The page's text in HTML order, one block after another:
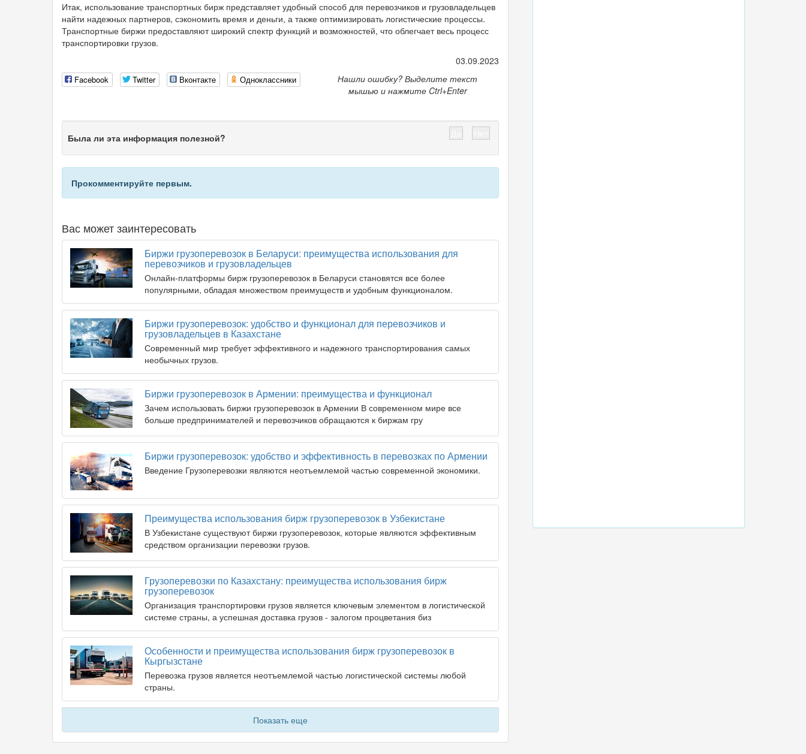
Итак, использование транспортных бирж представляет удобный способ для перевозчиков и грузовладельцев
найти надежных партнеров, сэкономить время и деньги, а также оптимизировать логистические процессы.
Транспортные биржи предоставляют широкий спектр функций и возможностей, что облегчает весь процесс
транспортировки грузов.
03.09.2023
Facebook Twitter Вконтакте Одноклассники
Нашли ошибку? Выделите текст
мышью и нажмите Ctrl+Enter
Была ли эта информация полезной?
Прокомментируйте первым.
Вас может заинтересовать
Биржи грузоперевозок в Беларуси: преимущества использования для
перевозчиков и грузовладельцев
Онлайн-платформы бирж грузоперевозок в Беларуси становятся все более
популярными, обладая множеством преимуществ и удобным функционалом.
Биржи грузоперевозок: удобство и функционал для перевозчиков и
грузовладельцев в Казахстане
Современный мир требует эффективного и надежного транспортирования самых
необычных грузов.
Биржи грузоперевозок в Армении: преимущества и функционал
Зачем использовать биржи грузоперевозок в Армении В современном мире все
больше предпринимателей и перевозчиков обращаются к биржам гру
Биржи грузоперевозок: удобство и эффективность в перевозках по Армении
Введение Грузоперевозки являются неотъемлемой частью современной экономики.
Преимущества использования бирж грузоперевозок в Узбекистане
В Узбекистане существуют биржи грузоперевозок, которые являются эффективным
средством организации перевозки грузов.
Грузоперевозки по Казахстану: преимущества использования бирж
грузоперевозок
Организация транспортировки грузов является ключевым элементом в логистической
системе страны, а успешная доставка грузов - залогом процветания биз
Особенности и преимущества использования бирж грузоперевозок в
Кыргызстане
Перевозка грузов является неотъемлемой частью логистической системы любой
страны.
Показать еще